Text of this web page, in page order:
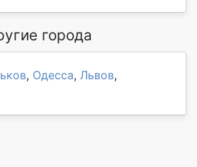
города
, Одесса, Львов,